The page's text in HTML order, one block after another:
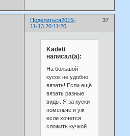
Поделиться 37
2015-
11-13 20:11:20
Kadett
написал(а):
На большой
кусок не удобно
вязать! Если ещё
вязать разные
виды. Я за куски
помельче и уж
если хочется
сложить кучкой.